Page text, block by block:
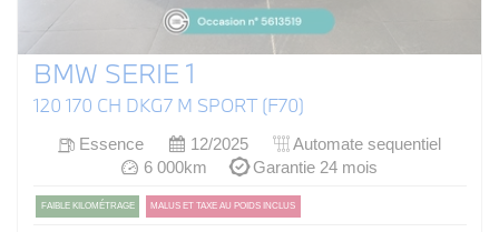
BMW SERIE 1
120 170 CH DKG7 M SPORT (F70)
Essence 12/2025
Automate sequentiel
6 000km
Garantie 24 mois
FAIBLE KILOMÉTRAGE MALUS ET TAXE AU POIDS INCLUS